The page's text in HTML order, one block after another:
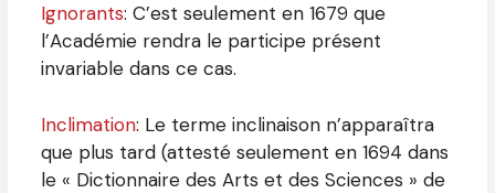
Ignorants: C’est seulement en 1679 que
l’Académie rendra le participe présent
invariable dans ce cas.
Inclimation: Le terme inclinaison n’apparaîtra
que plus tard (attesté seulement en 1694 dans
le « Dictionnaire des Arts et des Sciences » de